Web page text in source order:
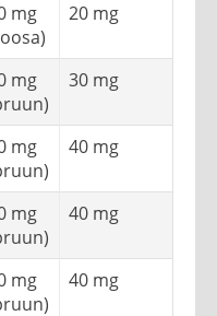
mg
20 mg
mg
30 mg
mg
40 mg
mg
40 mg
mg
40 mg